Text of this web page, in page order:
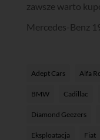
zawsze warto
Mercedes-Benz
Adept Cars Alfa
BMW Cadillac
Diamond Geezers
Eksploatacja Fiat